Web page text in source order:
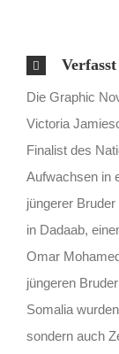
Die Graphic
Victoria
Finalist des
Aufwachsen in
jüngerer
in Dadaab,
Omar
jüngeren
Somalia
sondern auch